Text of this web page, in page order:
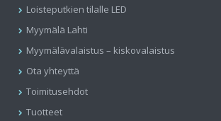
Loisteputkien tilalle LED
Myymälä Lahti
Myymälävalaistus – kiskovalaistus
Ota yhteyttä
Toimitusehdot
Tuotteet